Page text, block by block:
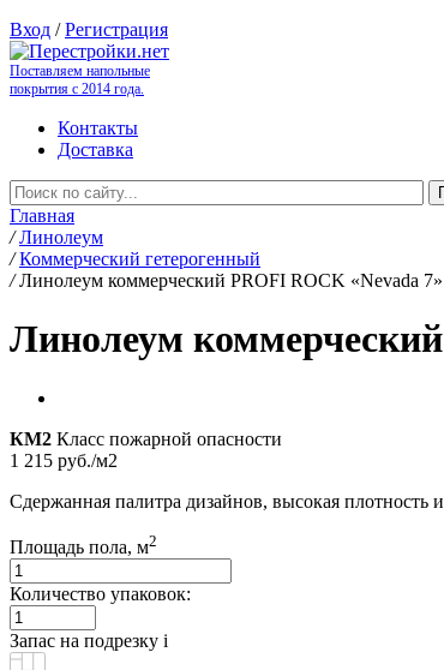
Вход /Регистрация
Поставляем напольные
покрытия с 2014 года.
Контакты
Доставка
Главная
/ Линолеум
/ Коммерческий гетерогенный
/ Линолеум коммерческий PROFI ROCK «Nevada 7»
Линолеум
КМ2 Класс пожарной опасности
1 215 руб./м2
Cдержанная палитра дизайнов, высокая
Площадь пола, м2
Количество упаковок:
Запас на подрезку i